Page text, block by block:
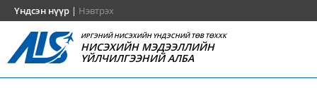
Үндсэн нүүр | Нэвтрэх
ИРГЭНИЙ НИСЭХИЙН ҮНДЭСНИЙ ТӨВ ТӨХХК
НИСЭХИЙН МЭДЭЭЛЛИЙН
ҮЙЛЧИЛГЭЭНИЙ АЛБА